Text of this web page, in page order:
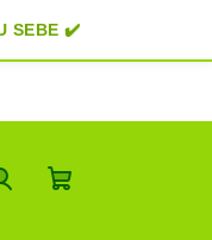
✔️